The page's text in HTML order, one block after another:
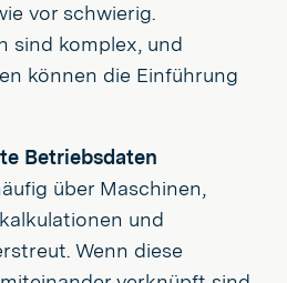
vor schwierig.
sind komplex, und
können die Einführung
Betriebsdaten
über Maschinen,
und
Wenn diese